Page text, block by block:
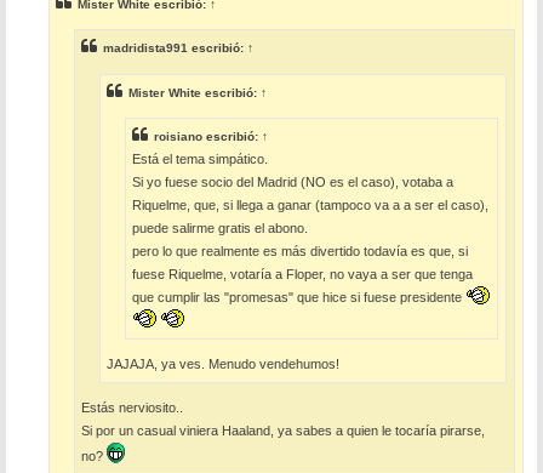
a
j
e
Mister White escribió: ↑
madridista991 escribió: ↑
Mister White escribió: ↑
roisiano escribió: ↑
Está el tema simpático.
Si yo fuese socio del Madrid (NO es el caso), votaba a
Riquelme, que, si llega a ganar (tampoco va a a ser el caso),
puede salirme gratis el abono.
pero lo que realmente es más divertido todavía es que, si
fuese Riquelme, votaría a Floper, no vaya a ser que tenga
que cumplir las "promesas" que hice si fuese presidente
JAJAJA, ya ves. Menudo vendehumos!
Estás nerviosito..
Si por un casual viniera Haaland, ya sabes a quien le tocaría pirarse,
no?